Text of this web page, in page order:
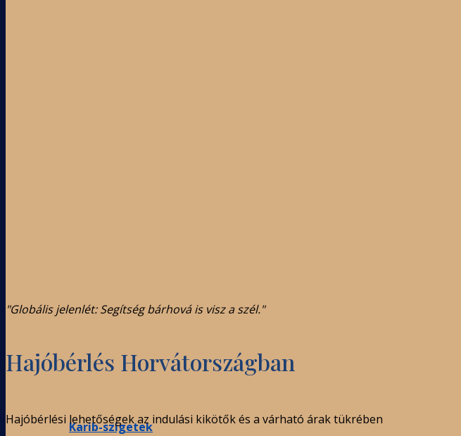
Karib-szigetek
"Globális jelenlét: Segítség bárhová is visz a szél."
Hajóbérlés Horvátországban
Hajóbérlési lehetőségek az indulási kikötők és a várható árak tükrében